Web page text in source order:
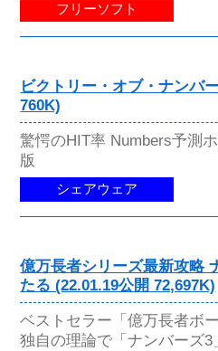
フリーソフト
ビクトリー・オブ・ナンバ
760K)
驚愕のHIT率 Numbers予測
版
シェアウェア
億万長者シリーズ最新攻略
たる (22.01.19公開 72,697K)
ベストセラー「億万長者ボ
独自の理論で「ナンバーズ